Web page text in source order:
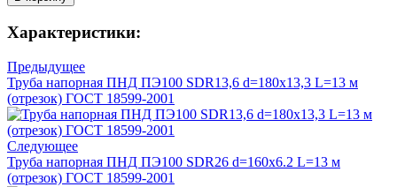
Характеристики:
Предыдущее
Труба напорная ПНД ПЭ100 SDR13,6 d=180х13,3 L=13 м
(отрезок) ГОСТ 18599-2001
Следующее
Труба напорная ПНД ПЭ100 SDR26 d=160х6.2 L=13 м
(отрезок) ГОСТ 18599-2001